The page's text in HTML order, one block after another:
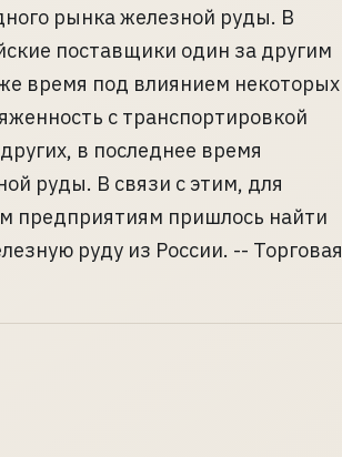
рынка железной руды. В
поставщики один за другим
время под влиянием некоторых
с транспортировкой
в последнее время
руды. В связи с этим, для
предприятиям пришлось найти
руду из России. -- Торговая